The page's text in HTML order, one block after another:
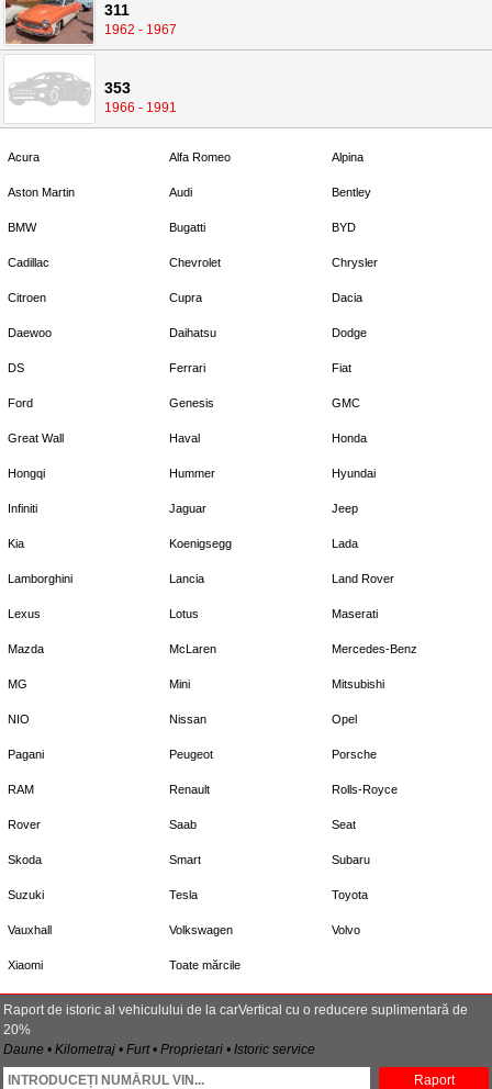
311
1962 - 1967
353
1966 - 1991
Acura Alfa Romeo Alpina
Aston Martin Audi Bentley
BMW Bugatti BYD
Cadillac Chevrolet Chrysler
Citroen Cupra Dacia
Daewoo Daihatsu Dodge
DS Ferrari Fiat
Ford Genesis GMC
Great Wall Haval Honda
Hongqi Hummer Hyundai
Infiniti Jaguar Jeep
Kia Koenigsegg Lada
Lamborghini Lancia Land Rover
Lexus Lotus Maserati
Mazda McLaren Mercedes-Benz
MG Mini Mitsubishi
NIO Nissan Opel
Pagani Peugeot Porsche
RAM Renault Rolls-Royce
Rover Saab Seat
Skoda Smart Subaru
Suzuki Tesla Toyota
Vauxhall Volkswagen Volvo
Xiaomi Toate mărcile
Raport de istoric al vehiculului de la carVertical cu o reducere suplimentară de
20%
Daune • Kilometraj • Furt • Proprietari • Istoric service
Raport